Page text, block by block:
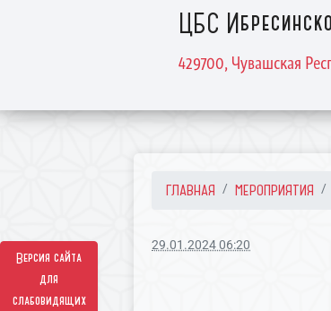
Версия сайта
для
слабовидящих
ЦБС
429700, Чувашская
ГЛАВНАЯ МЕРОПРИЯТИЯ
29.01.2024 06:20